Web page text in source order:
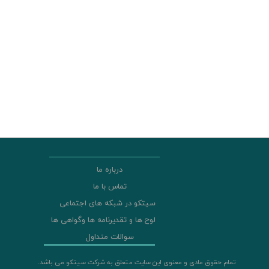
تمام حقوق مادی و معنوی این سایت متعلق به شرکت سیتکو می باشد.
درباره ما
تماس با ما
سیتکو در شبکه های اجتماعی
لوح ها و تقدیرنامه ها وگواهی ها
سوالات متداول